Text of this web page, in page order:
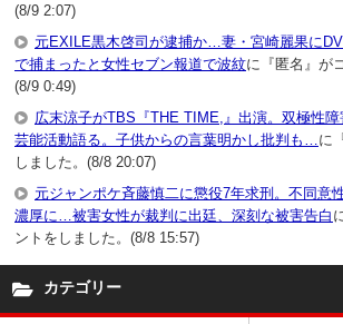
(8/9 2:07)
元EXILE黒木啓司が逮捕か…妻・宮崎麗果に
で捕まったと女性セブン報道で波紋に『匿名』が
(8/9 0:49)
広末涼子がTBS『THE TIME,』出演。双極性
芸能活動語る。子供からの言葉明かし批判も… に
しました。(8/8 20:07)
元ジャンポケ斉藤慎二に懲役7年求刑。不同意
濃厚に…被害女性が裁判に出廷、深刻な被害告白
ントをしました。(8/8 15:57)
カテゴリー